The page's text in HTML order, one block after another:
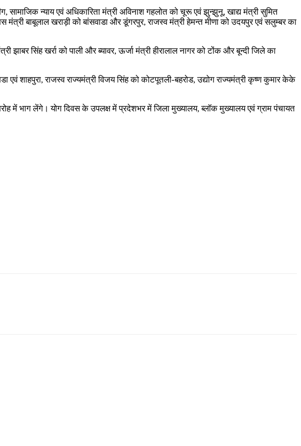
न्याय एवं अधिकारिता मंत्री अविनाश गहलोत को चूरू एवं झुन्झुनू, खाद्य मंत्री सुमित
मंत्री बाबूलाल खराड़ी को बांसवाडा और डूंगरपुर, राजस्व मंत्री हेमन्त मीणा को उदयपुर एवं सलुम्बर का
सिंह खर्रा को पाली और ब्यावर, ऊर्जा मंत्री हीरालाल नागर को टोंक और बून्दी जिले का
एवं शाहपुरा, राजस्व राज्यमंत्री विजय सिंह को कोटपूतली-बहरोड, उद्योग राज्यमंत्री कृष्ण कुमार केके
में भाग लेंगे। योग दिवस के उपलक्ष में प्रदेशभर में जिला मुख्यालय, ब्लॉक मुख्यालय एवं ग्राम पंचायत